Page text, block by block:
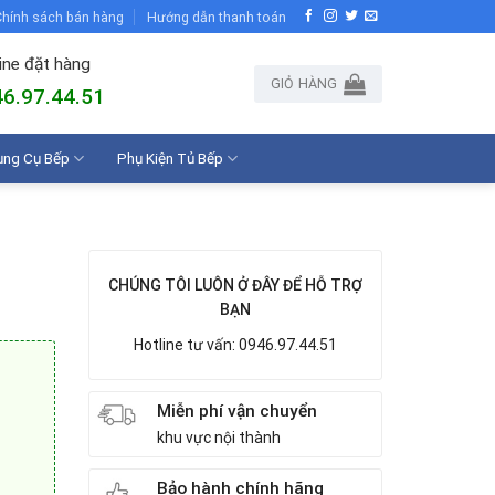
sách bán hàng Hướng dẫn thanh toán
đặt hàng
GIỎ HÀNG
Cụ Bếp Phụ Kiện Tủ Bếp
CHÚNG TÔI LUÔN Ở ĐÂY ĐỂ HỖ TRỢ
BẠN
Hotline tư vấn: 0946.97.44.51
Miễn phí vận chuyển
khu vực nội thành
Bảo hành chính hãng